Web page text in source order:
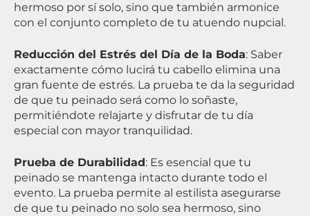
hermoso por sí solo, sino que también armonice
con el conjunto completo de tu atuendo nupcial.
Reducción del Estrés del Día de la Boda: Saber
exactamente cómo lucirá tu cabello elimina una
gran fuente de estrés. La prueba te da la seguridad
de que tu peinado será como lo soñaste,
permitiéndote relajarte y disfrutar de tu día
especial con mayor tranquilidad.
Prueba de Durabilidad : Es esencial que tu
peinado se mantenga intacto durante todo el
evento. La prueba permite al estilista asegurarse
de que tu peinado no solo sea hermoso, sino